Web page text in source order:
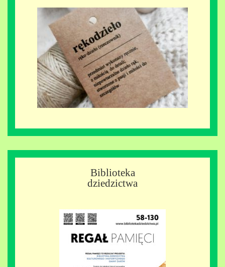
Biblioteka
dziedzictwa